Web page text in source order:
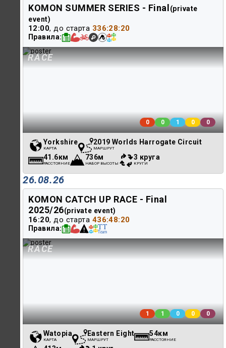
KOMON SUMMER SERIES - Final(private
event)
12:00, до старта 336:28:20
Правила
RACE
Yorkshire
КАРТА
2019 Worlds Harrogate Circuit
МАРШРУТ
41.6км
РАССТОЯНИЕ
736м
НАБОР ВЫСОТЫ
3 круга
КРУГИ
0 0 1 0 0
26.08.26
KOMON CATCH UP RACE - Final
2025/26(private event)
16:20, до старта 436:48:20
Правила
RACE
Watopia
КАРТА
Eastern Eight
МАРШРУТ
54км
РАССТОЯНИЕ
1 1 0 0 0